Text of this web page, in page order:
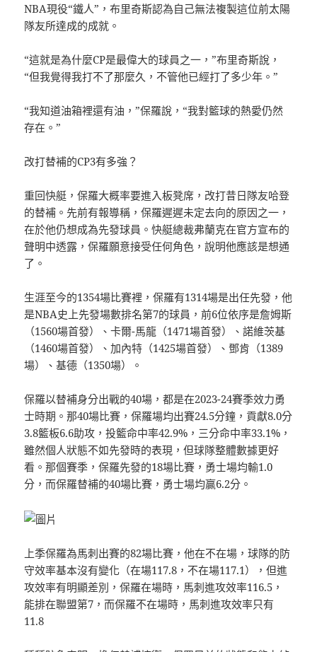
NBA現役“鐵人”，布里奇斯認為自己無法複製這位前太陽
隊友所達成的成就。
“這就是為什麼CP是最偉大的球員之一，”布里奇斯說，
“但我覺得我打不了那麼久，不管他已經打了多少年。”
“我知道油箱裡還有油，”保羅說，“我對籃球的熱愛仍然
存在。”
改打替補的CP3有多強？
重回快艇，保羅大概率要進入板凳席，改打昔日隊友哈登
的替補。先前有報導稱，保羅遲遲未定去向的原因之一，
在於他仍想成為先發球員。快艇總裁弗蘭克在官方宣布的
聲明中透露，保羅願意接受任何角色，說明他應該是想通
了。
生涯至今的1354場比賽裡，保羅有1314場是出任先發，他
是NBA史上先發場數排名第7的球員，前6位依序是詹姆斯
（1560場首發）、卡爾-馬龍（1471場首發）、諾維茨基
（1460場首發）、加內特（1425場首發）、鄧肯（1389
場）、基德（1350場）。
保羅以替補身分出戰的40場，都是在2023-24賽季效力勇
士時期。那40場比賽，保羅場均出賽24.5分鐘，貢獻8.0分
3.8籃板6.6助攻，投籃命中率42.9%，三分命中率33.1%，
雖然個人狀態不如先發時的表現，但球隊整體數據更好
看。那個賽季，保羅先發的18場比賽，勇士場均輸1.0
分，而保羅替補的40場比賽，勇士場均贏6.2分。
上季保羅為馬刺出賽的82場比賽，他在不在場，球隊的防
守效率基本沒有變化（在場117.8，不在場117.1），但進
攻效率有明顯差別，保羅在場時，馬刺進攻效率116.5，
能排在聯盟第7，而保羅不在場時，馬刺進攻效率只有
11.8